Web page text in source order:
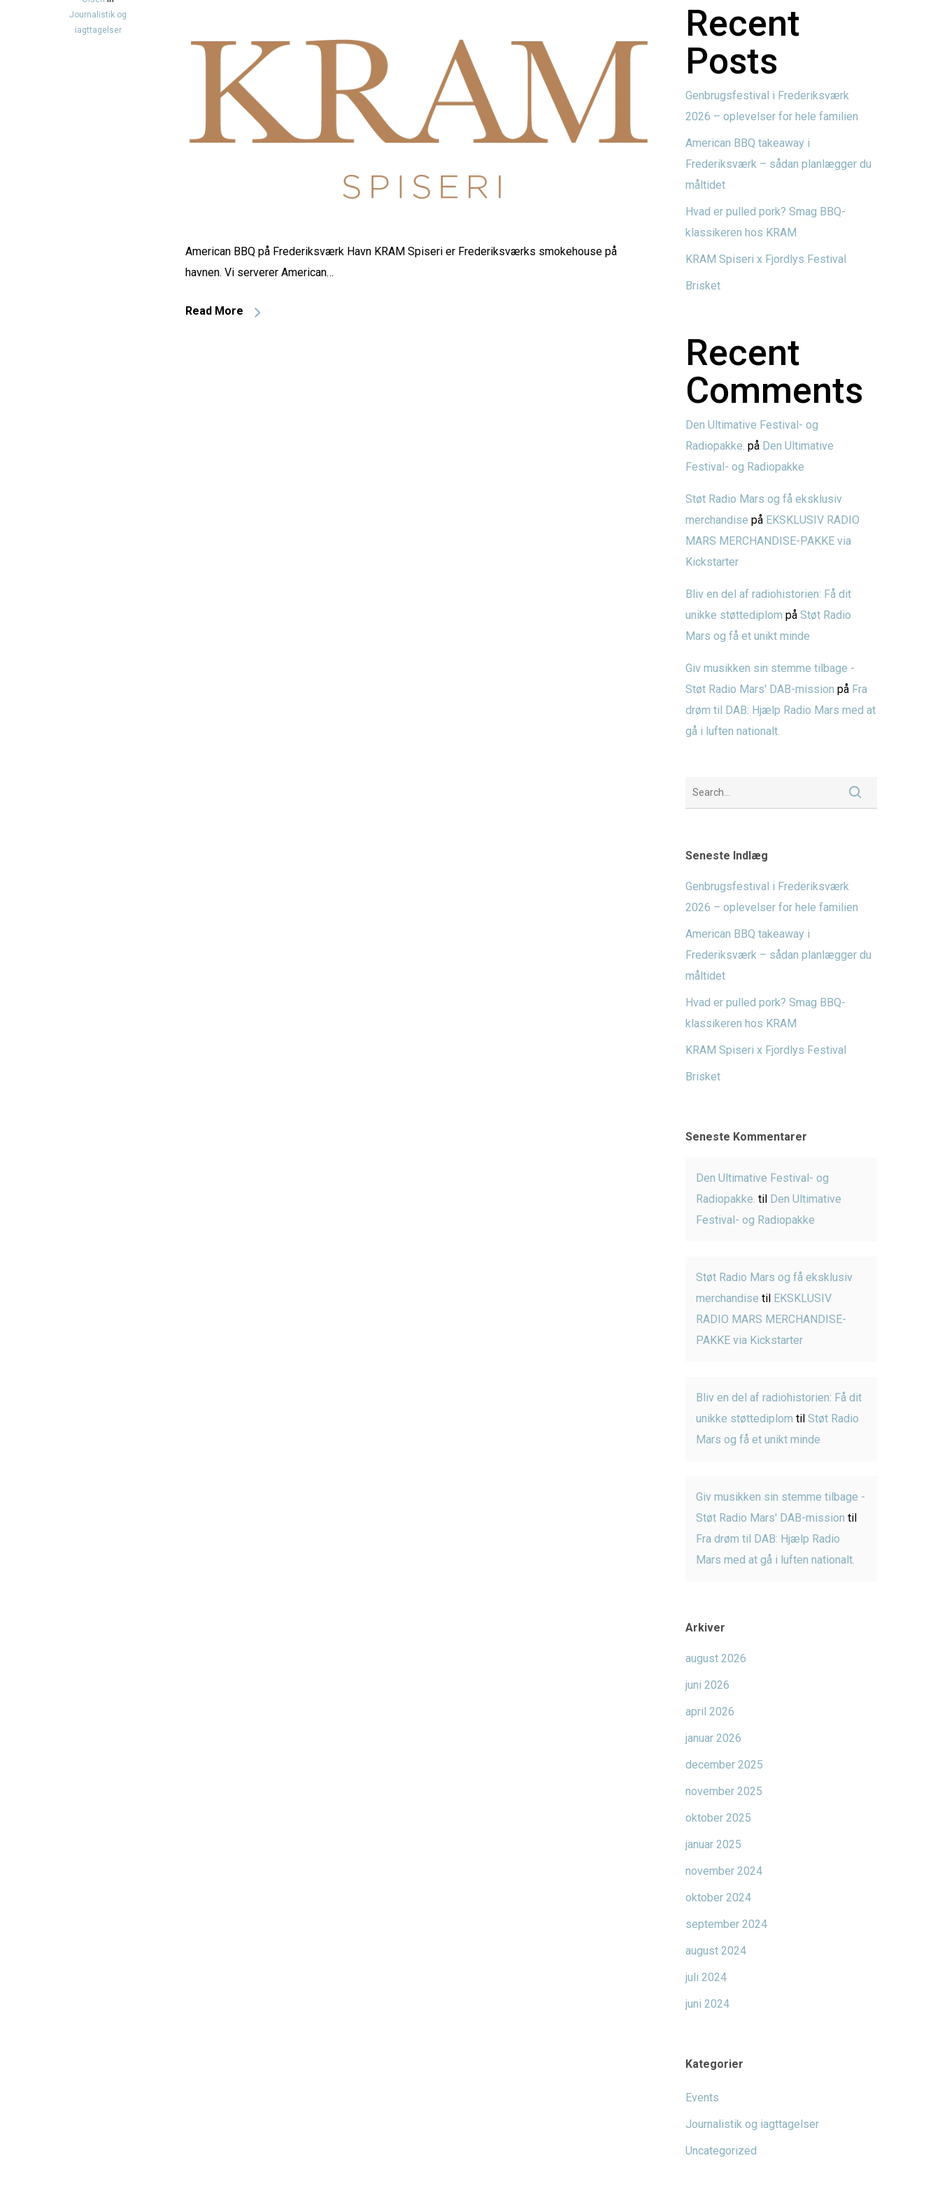
Journalistik og
iagttagelser
American BBQ på Frederiksværk Havn KRAM Spiseri er Frederiksværks smokehouse på
havnen. Vi serverer American…
Read More
Recent
Posts
Genbrugsfestival i Frederiksværk
2026 – oplevelser for hele familien
American BBQ takeaway i
Frederiksværk – sådan planlægger du
måltidet
Hvad er pulled pork? Smag BBQ-
klassikeren hos KRAM
KRAM Spiseri x Fjordlys Festival
Brisket
Recent
Comments
Den Ultimative Festival- og
Radiopakke. på Den Ultimative
Festival- og Radiopakke
Støt Radio Mars og få eksklusiv
merchandise på EKSKLUSIV RADIO
MARS MERCHANDISE-PAKKE via
Kickstarter
Bliv en del af radiohistorien: Få dit
unikke støttediplom påStøt Radio
Mars og få et unikt minde
Giv musikken sin stemme tilbage -
Støt Radio Mars' DAB-mission på Fra
drøm til DAB: Hjælp Radio Mars med at
gå i luften nationalt.
Seneste Indlæg
Genbrugsfestival i Frederiksværk
2026 – oplevelser for hele familien
American BBQ takeaway i
Frederiksværk – sådan planlægger du
måltidet
Hvad er pulled pork? Smag BBQ-
klassikeren hos KRAM
KRAM Spiseri x Fjordlys Festival
Brisket
Seneste Kommentarer
Den Ultimative Festival- og
Radiopakke. til Den Ultimative
Festival- og Radiopakke
Støt Radio Mars og få eksklusiv
merchandise til EKSKLUSIV
RADIO MARS MERCHANDISE-
PAKKE via Kickstarter
Bliv en del af radiohistorien: Få dit
unikke støttediplom tilStøt Radio
Mars og få et unikt minde
Giv musikken sin stemme tilbage -
Støt Radio Mars' DAB-mission til
Fra drøm til DAB: Hjælp Radio
Mars med at gå i luften nationalt.
Arkiver
august 2026
juni 2026
april 2026
januar 2026
december 2025
november 2025
oktober 2025
januar 2025
november 2024
oktober 2024
september 2024
august 2024
juli 2024
juni 2024
Kategorier
Events
Journalistik og iagttagelser
Uncategorized